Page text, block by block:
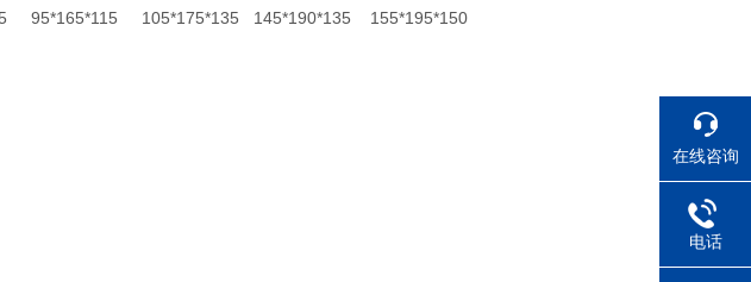
95*165*115 105*175*135 145*190*135 155*195*150
在线咨询
电话